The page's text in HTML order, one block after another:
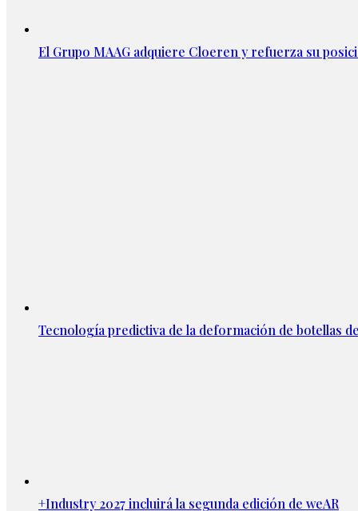
El Grupo MAAG adquiere Cloeren y refuerza su
Tecnología predictiva de la deformación de botellas
+Industry 2027 incluirá la segunda edición de weAR